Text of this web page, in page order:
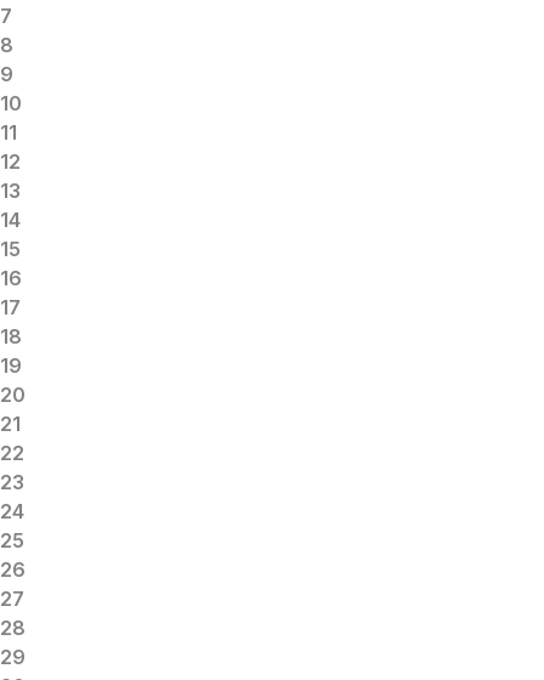
7
8
9
10
11
12
13
14
15
16
17
18
19
20
21
22
23
24
25
26
27
28
29